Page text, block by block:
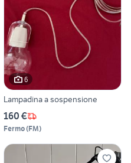
6
Lampadina a sospensione
160 €
Fermo(FM)